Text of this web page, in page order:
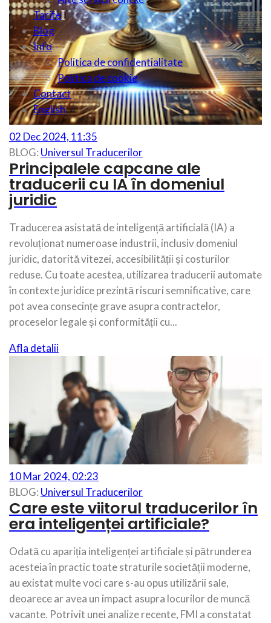
Tarife
Blog
Info
Politica de confidentialitate
Politica de cookie
Contact
English
02 Dec 2024, 11:35
BLOG: Universul Traducerilor
Principalele capcane ale
traducerii cu IA în domeniul
juridic
Traducerea asistată de inteligență artificială (IA) a
revoluționat numeroase industrii, inclusiv domeniul
juridic, datorită vitezei, accesibilității și costurilor
reduse. Cu toate acestea, utilizarea traducerii automate
în contexte juridice prezintă riscuri semnificative, care
pot avea consecințe grave asupra contractelor,
proceselor legale și conformității cu...
Afla detalii
10 Mar 2024, 02:23
BLOG: Universul Traducerilor
Care este viitorul traducerilor în
era inteligenței artificiale?
Odată cu apariția inteligenței artificiale și pătrunderea
acesteia în practic toate straturile societății moderne,
au existat multe voci care s-au opus utilizării sale,
deoarece ar avea un impact asupra locurilor de muncă
vacante. Potrivit unei analize recente, FMI a constatat